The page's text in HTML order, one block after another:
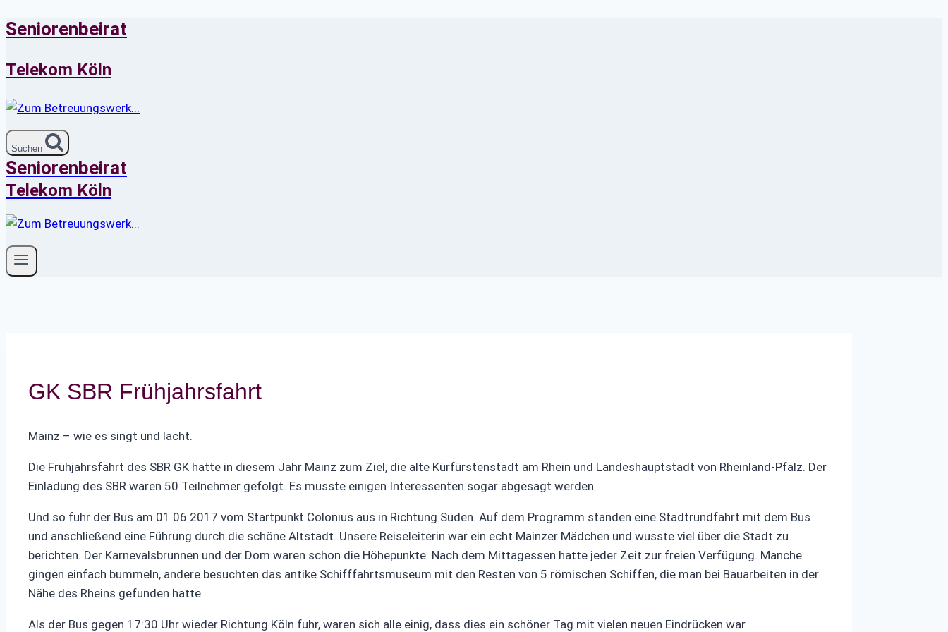
Zum
springen
Seniorenbeirat
Telekom Köln
Suchen
Seniorenbeirat
Telekom Köln
GK SBR Frühjahrsfahrt
Mainz – wie es singt und lacht.
Die Frühjahrsfahrt des SBR GK hatte in diesem Jahr Mainz zum Ziel, die alte Kürfürstenstadt am Rhein und Landeshauptstadt von Rheinland-Pfalz. Der
Einladung des SBR waren 50 Teilnehmer gefolgt. Es musste einigen Interessenten sogar abgesagt werden.
Und so fuhr der Bus am 01.06.2017 vom Startpunkt Colonius aus in Richtung Süden. Auf dem Programm standen eine Stadtrundfahrt mit dem Bus
und anschließend eine Führung durch die schöne Altstadt. Unsere Reiseleiterin war ein echt Mainzer Mädchen und wusste viel über die Stadt zu
berichten. Der Karnevalsbrunnen und der Dom waren schon die Höhepunkte. Nach dem Mittagessen hatte jeder Zeit zur freien Verfügung. Manche
gingen einfach bummeln, andere besuchten das antike Schifffahrtsmuseum mit den Resten von 5 römischen Schiffen, die man bei Bauarbeiten in der
Nähe des Rheins gefunden hatte.
Als der Bus gegen 17:30 Uhr wieder Richtung Köln fuhr, waren sich alle einig, dass dies ein schöner Tag mit vielen neuen Eindrücken war.